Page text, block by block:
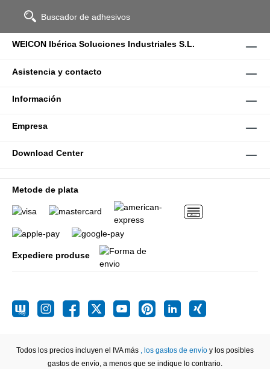
Buscador de adhesivos
WEICON Ibérica Soluciones Industriales S.L.
Asistencia y contacto
Información
Empresa
Download Center
Metode de plata
Expediere produse
Todos los precios incluyen el IVA más , los gastos de envío y los posibles
gastos de envío, a menos que se indique lo contrario.